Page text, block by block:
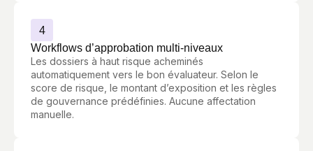
4
Workflows d’approbation multi-niveaux
Les dossiers à haut risque acheminés
automatiquement vers le bon évaluateur. Selon le
score de risque, le montant d’exposition et les règles
de gouvernance prédéfinies. Aucune affectation
manuelle.